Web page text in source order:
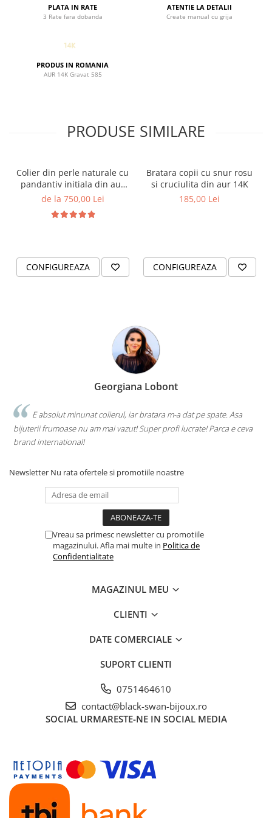
PLATA IN RATE
3 Rate fara dobanda
ATENTIE LA DETALII
Create manual cu grija
PRODUS IN ROMANIA
AUR 14K Gravat 585
PRODUSE SIMILARE
Colier din perle naturale cu
pandantiv initiala din aur
14K si bilute din aur 14K de
de la 750,00 Lei
CONFIGUREAZA
Bratara copii cu snur rosu
si cruciulita din aur 14K
185,00 Lei
CONFIGUREAZA
Georgiana Lobont
E absolut minunat colierul, iar bratara m-a dat pe spate. Asa
bijuterii frumoase nu am mai vazut! Super profi lucrate! Parca e ceva
brand international!
Newsletter Nu rata ofertele si promotiile noastre
Vreau sa primesc newsletter cu promotiile
magazinului. Afla mai multe in Politica de
Confidentialitate
MAGAZINUL MEU
CLIENTI
DATE COMERCIALE
SUPORT CLIENTI
0751464610
contact@black-swan-bijoux.ro
SOCIAL URMARESTE-NE IN SOCIAL MEDIA